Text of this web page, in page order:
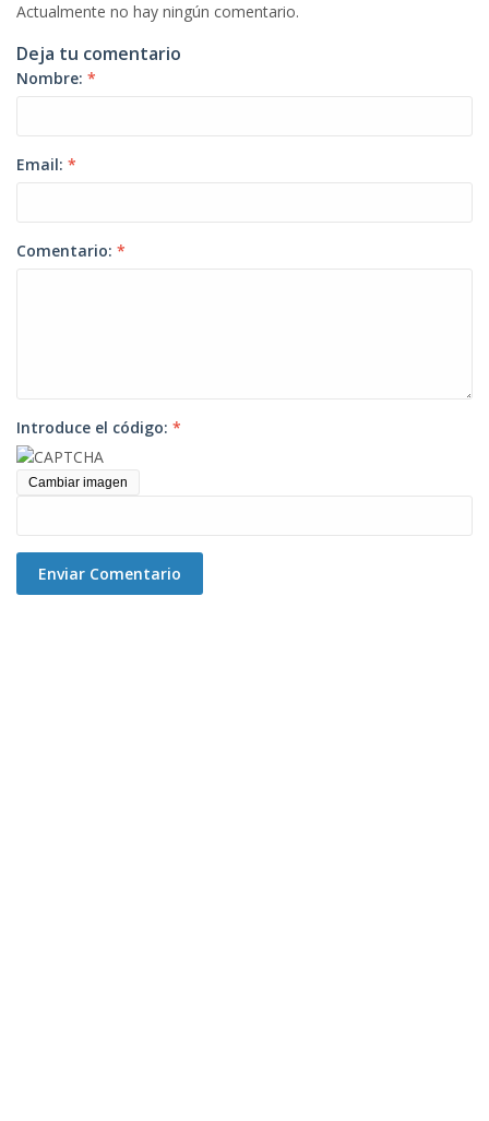
Actualmente no hay ningún comentario.
Deja tu comentario
Nombre: *
Email: *
Comentario: *
Introduce el código: *
Cambiar imagen
Enviar Comentario